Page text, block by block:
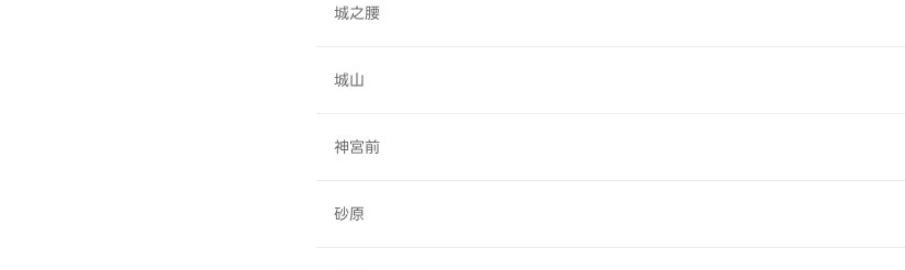
城之腰
城山
神宮前
砂原